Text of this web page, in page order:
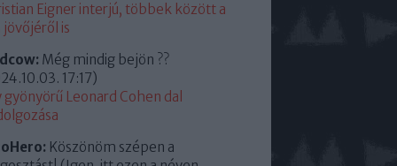
Eigner interjú, többek között a
jövőjéről is
Még mindig bejön ??
17:17)
gyönyörű Leonard Cohen dal
Köszönöm szépen a